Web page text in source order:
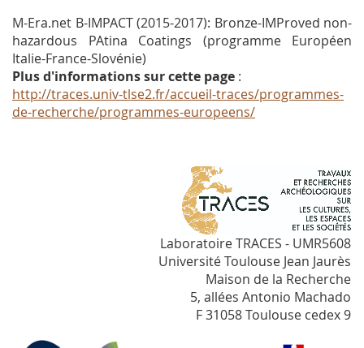
M-Era.net B-IMPACT (2015-2017): Bronze-IMProved non-
hazardous PAtina Coatings (programme Européen
Italie-France-Slovénie)
Plus d'informations sur cette page :
http://traces.univ-tlse2.fr/accueil-traces/programmes-
de-recherche/programmes-europeens/
Laboratoire TRACES - UMR5608
Université Toulouse Jean Jaurès
Maison de la Recherche
5, allées Antonio Machado
F 31058 Toulouse cedex 9